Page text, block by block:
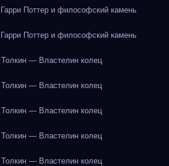
Поттер и философский камень
Поттер и философский камень
— Властелин колец
— Властелин колец
— Властелин колец
— Властелин колец
— Властелин колец